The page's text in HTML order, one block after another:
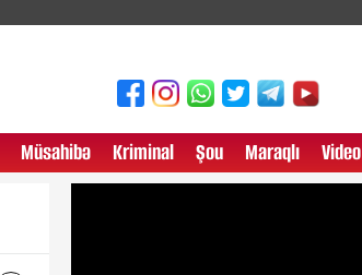
Müsahibə Kriminal Şou Maraqlı Video